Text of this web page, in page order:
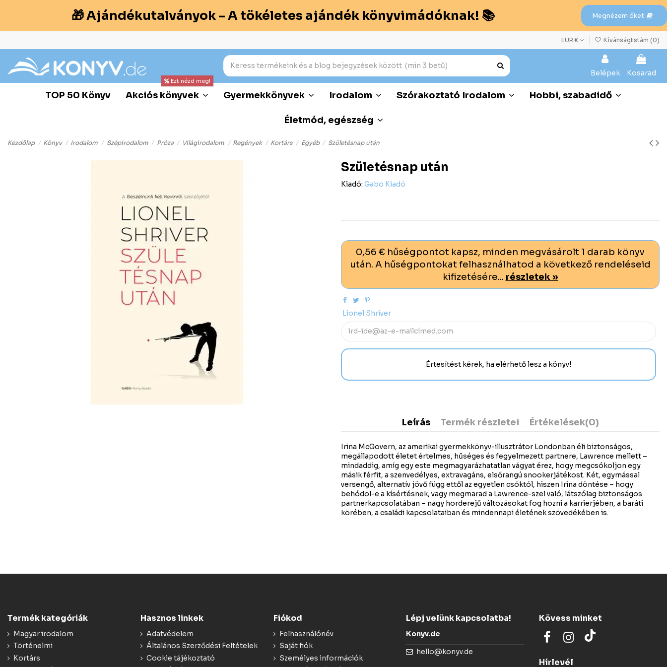
🎁 Ajándékutalványok – A tökéletes ajándék könyvimádóknak! 📚 Megnézem őket
EUR € Kívánságlistám (0)
Belépek Kosarad
TOP 50 Könyv Akciós könyvek
Ezt nézd meg!
Gyermekkönyvek Irodalom Szórakoztató Irodalom Hobbi, szabadidő
Életmód, egészség
Kezdőlap Könyv Irodalom Szépirodalom Próza Világirodalom Regények Kortárs Egyéb Születésnap után
Születésnap után
Kiadó: Gabo Kiadó
0,56 € hűségpontot kapsz, minden megvásárolt 1 darab könyv
után. A hűségpontokat felhasználhatod a következő rendeléseid
kifizetésére... részletek »
Lionel Shriver
Leírás Termék részletei Értékelések(0)
Irina McGovern, az amerikai gyermekkönyv-illusztrátor Londonban éli biztonságos,
megállapodott életet értelmes, hűséges és fegyelmezett partnere, Lawrence mellett –
mindaddig, amíg egy este megmagyarázhatatlan vágyat érez, hogy megcsókoljon egy
másik férfit, a szenvedélyes, extravagáns, elsőrangú snookerjátékost. Két, egymással
versengő, alternatív jövő függ ettől az egyetlen csóktól, hiszen Irina döntése – hogy
behódol-e a kísértésnek, vagy megmarad a Lawrence-szel való, látszólag biztonságos
partnerkapcsolatában – nagy horderejű változásokat fog hozni a karrierjében, a baráti
körében, a családi kapcsolataiban és mindennapi életének szövedékében is.
Termék kategóriák
Magyar irodalom
Történelmi
Kortárs
Hasznos linkek
Adatvédelem
Általános Szerződési Feltételek
Cookie tájékoztató
Fiókod
Felhasználónév
Saját fiók
Személyes információk
Lépj velünk kapcsolatba!
Konyv.de
hello@konyv.de
Kövess minket
Hírlevél